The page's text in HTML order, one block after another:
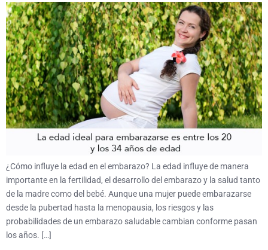
¿Cómo influye la edad en el embarazo? La edad influye de manera
importante en la fertilidad, el desarrollo del embarazo y la salud tanto
de la madre como del bebé. Aunque una mujer puede embarazarse
desde la pubertad hasta la menopausia, los riesgos y las
probabilidades de un embarazo saludable cambian conforme pasan
los años. […]